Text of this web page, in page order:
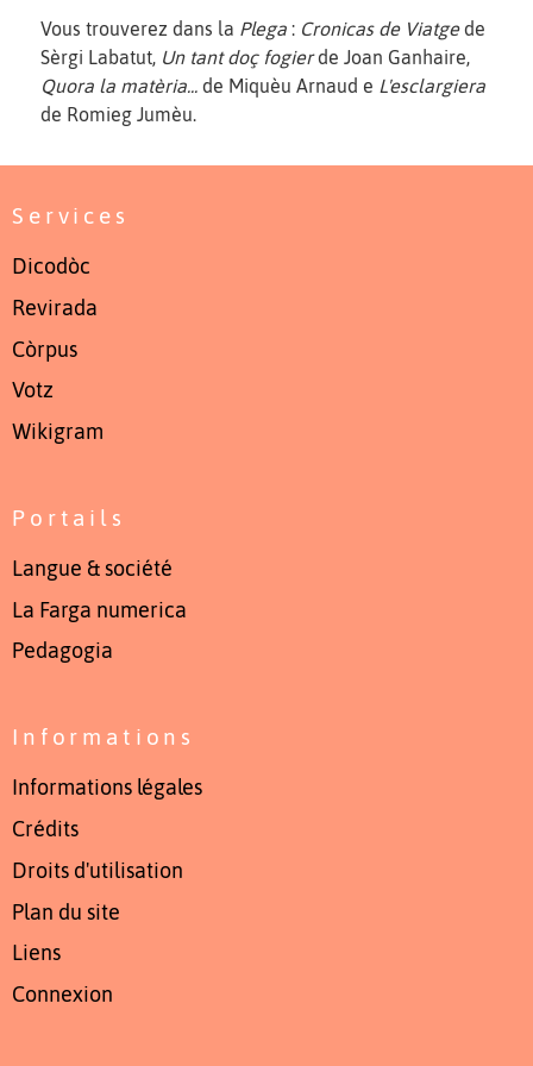
Vous trouverez dans la Plega : Cronicas de Viatgede
Sèrgi Labatut, Un tant doç fogierde Joan Ganhaire,
Quora la matèria... de Miquèu Arnaud e L'esclargiera
de Romieg Jumèu.
Services
Dicodòc
Revirada
Còrpus
Votz
Wikigram
Portails
Langue & société
La Farga numerica
Pedagogia
Informations
Informations légales
Crédits
Droits d'utilisation
Plan du site
Liens
Connexion